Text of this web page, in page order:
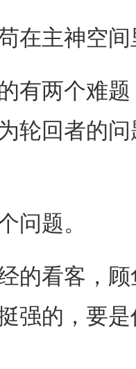
主神空间
两个难题
轮回者的
题。
看客，顾
强的，要